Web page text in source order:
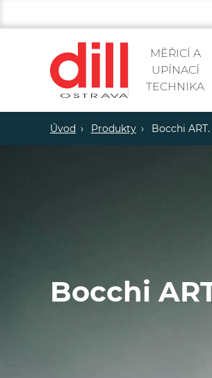
MĚŘICÍ A
UPÍNACÍ
TECHNIKA
Úvod Produkty Bocchi
Bocchi